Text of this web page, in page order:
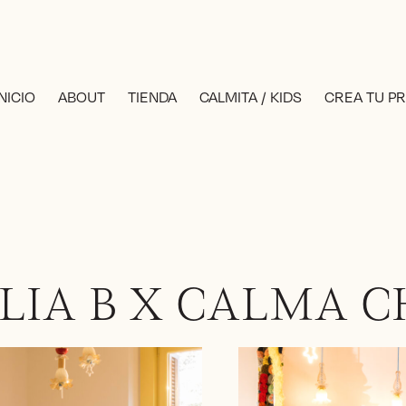
ABOUT TIENDA CALMITA / KIDS CREA TU
B X CALMA